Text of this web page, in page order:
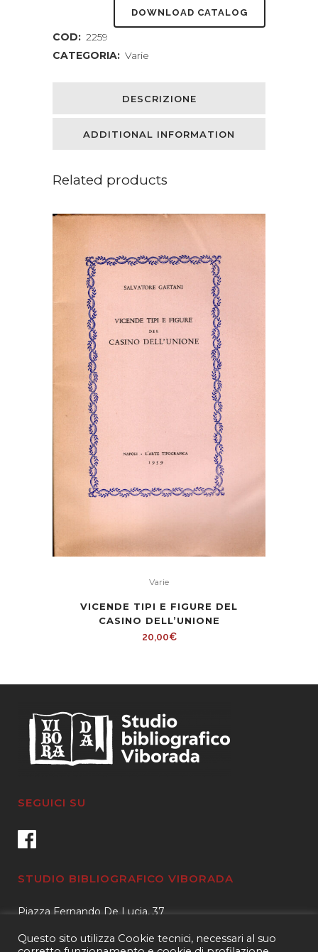
DOWNLOAD CATALOG
COD: 2259
CATEGORIA: Varie
DESCRIZIONE
ADDITIONAL INFORMATION
Related products
Varie
VICENDE TIPI E FIGURE DEL
CASINO DELL’UNIONE
20,00€
SEGUICI SU
STUDIO BIBLIOGRAFICO VIBORADA
Piazza Fernando De Lucia, 37
Tel.3400596959 – 3404632889
Questo sito utilizza Cookie tecnici, necessari al suo